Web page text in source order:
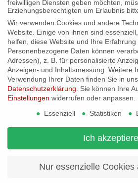
Superflat
freiwilligen Diensten geben möchten,
Erziehungsberechtigten um Erlaubnis
Wir verwenden Cookies und andere
Website. Einige von ihnen sind
helfen, diese Website und Ihre Erfahrung
Personenbezogene Daten können
Adressen), z. B. für personalisierte
Anzeigen- und Inhaltsmessung. Weitere
Verwendung Ihrer Daten finden Sie in
Datenschutzerklärung
Sie können Ihre
Einstellungen widerrufen oder anpassen.
Essenziell
Statistiken
Ich akzeptiere
Nur essenzielle Cookies